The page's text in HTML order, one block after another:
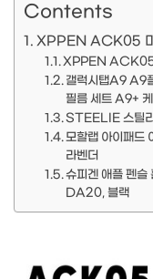
Contents
XPPEN ACK05
XPPEN ACK05
갤럭시탭A9 A9
필름 세트 A9+
STEELIE 스틸리
모할랩 아이패드
라벤더
슈피겐 애플 펜슬
DA20, 블랙